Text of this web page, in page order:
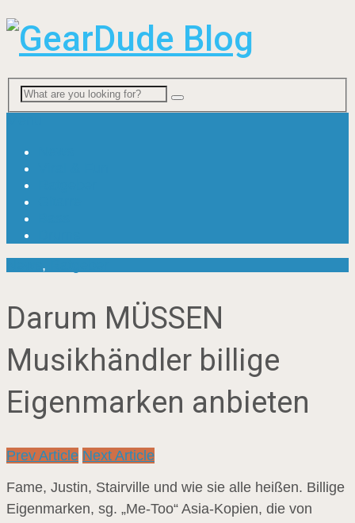
,
Darum MÜSSEN
Musikhändler billige
Eigenmarken anbieten
Prev Article Next Article
Fame, Justin, Stairville und wie sie alle heißen. Billige
Eigenmarken, sg. „Me-Too“ Asia-Kopien, die von